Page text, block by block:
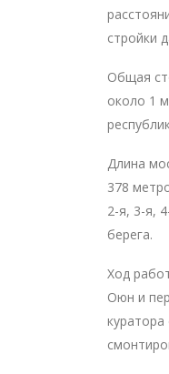
стройки
Общая
около 1
Длина
378
2-я, 3-я,
берега.
Ход
Оюн и